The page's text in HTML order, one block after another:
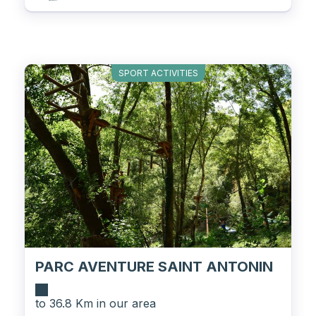
SPORT ACTIVITIES
PARC AVENTURE SAINT ANTONIN
to 36.8 Km in our area